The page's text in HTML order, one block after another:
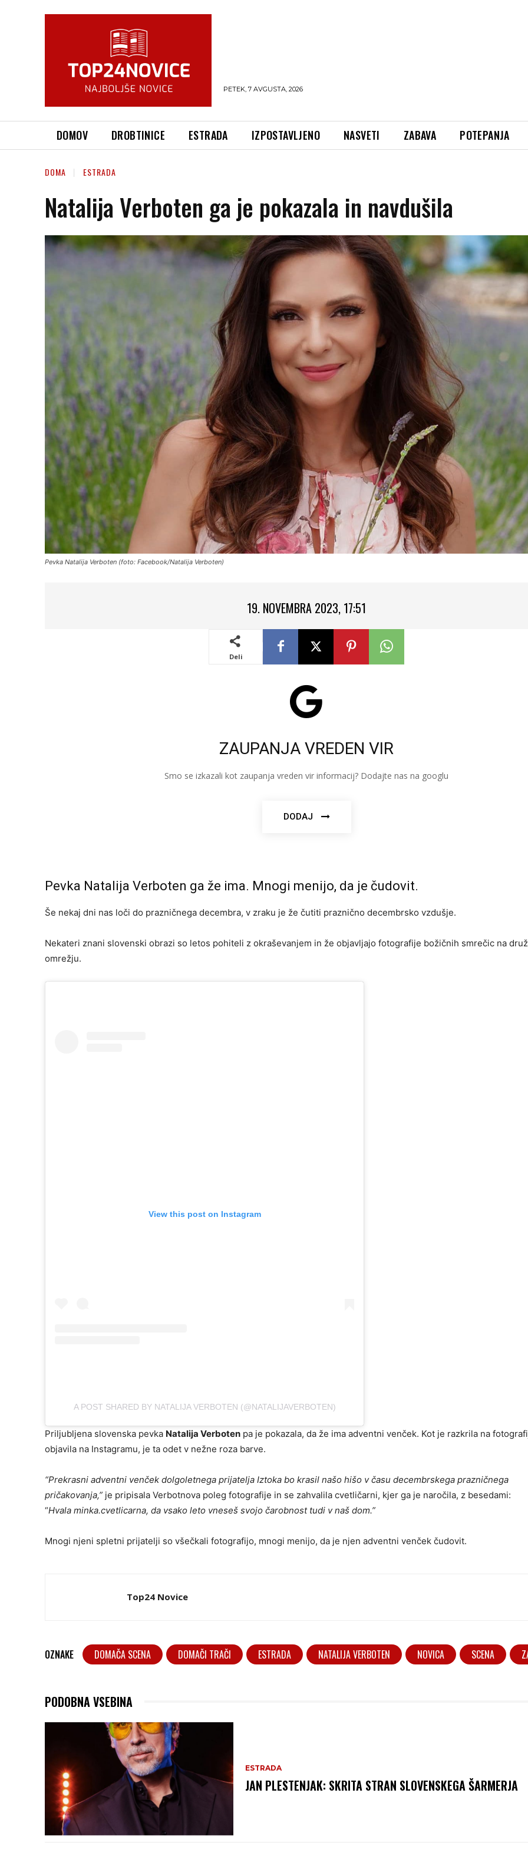
PETEK, 7 AVGUSTA, 2026
DOMOV DROBTINICE ESTRADA IZPOSTAVLJENO NASVETI ZABAVA POTEPANJA
DOMA ESTRADA
Natalija Verboten ga je pokazala in navdušila
Pevka Natalija Verboten (foto: Facebook/Natalija Verboten)
19. NOVEMBRA 2023, 17:51
Deli
ZAUPANJA VREDEN VIR
Smo se izkazali kot zaupanja vreden vir informacij? Dodajte nas na googlu
DODAJ
Pevka Natalija Verboten ga že ima. Mnogi menijo, da je čudovit.
Še nekaj dni nas loči do prazničnega decembra, v zraku je že čutiti praznično decembrsko vzdušje.
Nekateri znani slovenski obrazi so letos pohiteli z okraševanjem in že objavljajo fotografije božičnih smrečic na
omrežju.
View this post on Instagram
A POST SHARED BY NATALIJA VERBOTEN (@NATALIJAVERBOTEN)
Priljubljena slovenska pevka Natalija Verboten pa je pokazala, da že ima adventni venček. Kot je razkrila na
objavila na Instagramu, je ta odet v nežne roza barve.
“Prekrasni adventni venček dolgoletnega prijatelja Iztoka bo krasil našo hišo v času decembrskega prazničnega
pričakovanja,” je pripisala Verbotnova poleg fotografije in se zahvalila cvetličarni, kjer ga je naročila, z besedami:
“Hvala minka.cvetlicarna, da vsako leto vneseš svojo čarobnost tudi v naš dom.”
Mnogi njeni spletni prijatelji so všečkali fotografijo, mnogi menijo, da je njen adventni venček čudovit.
Top24 Novice
OZNAKE DOMAČA SCENA DOMAČI TRAČI ESTRADA NATALIJA VERBOTEN NOVICA SCENA
PODOBNA VSEBINA
ESTRADA
JAN PLESTENJAK: SKRITA STRAN SLOVENSKEGA ŠARMERJA